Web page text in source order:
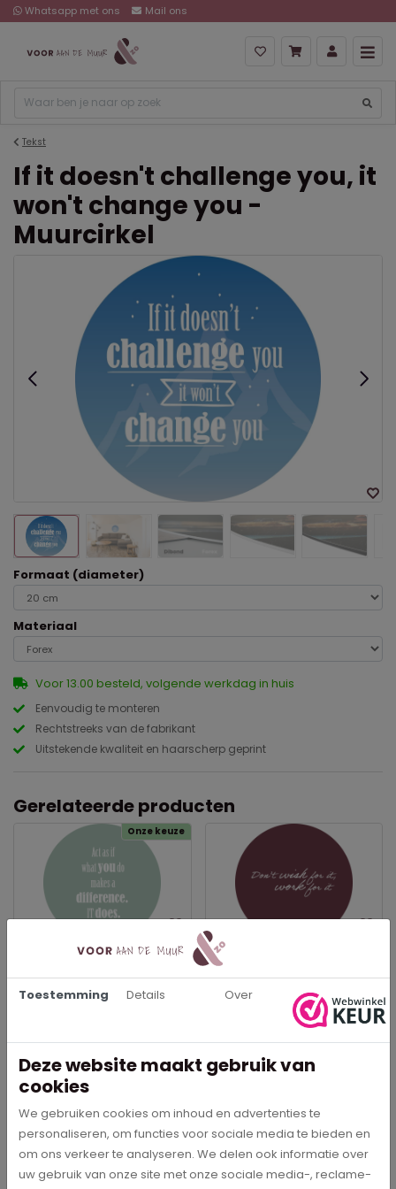
Whatsapp met ons Mail ons
Tekst
If it doesn't challenge you, it
won't change you -
Muurcirkel
Eenvoudig te monteren
Rechtstreeks van de fabrikant
Uitstekende kwaliteit en haarscherp geprint
Formaat (diameter)
Materiaal
Voor 13.00 besteld, volgende werkdag in huis
Gerelateerde producten
Onze keuze
Act as if what you do
makes a difference. It
does. - Muurcirkel
In meerdere opties leverbaar
Bestel direct
Don't wish for it, work for
it - Muurcirkel
In meerdere opties leverbaar
Bestel direct
Toestemming Details Over
Deze website maakt gebruik van
cookies
We gebruiken cookies om inhoud en advertenties te
personaliseren, om functies voor sociale media te bieden en
om ons verkeer te analyseren. We delen ook informatie over
uw gebruik van onze site met onze sociale media-, reclame-